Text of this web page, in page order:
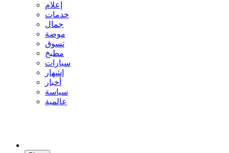
إعلام
خدمات
جمال
موضة
تسوق
مطبخ
سيارات
إشهار
أخبار
سياسة
عالمية